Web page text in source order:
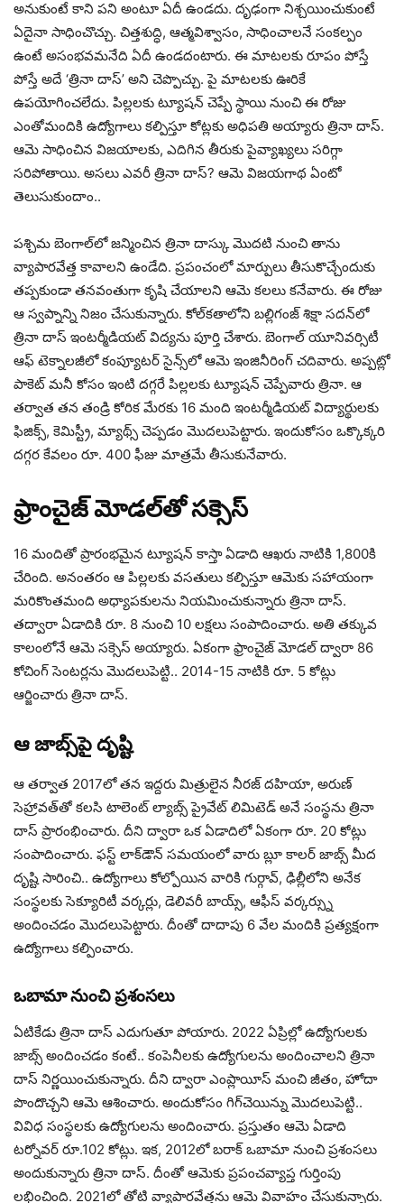
అనుకుంటే కాని పని అంటూ ఏదీ ఉండదు. దృఢంగా నిశ్చయించుకుంటే
ఏదైనా సాధించొచ్చు. చిత్తశుద్ధి, ఆత్మవిశ్వాసం, సాధించాలనే సంకల్పం
ఉంటే అసంభవమనేది ఏదీ ఉండదంటారు. ఈ మాటలకు రూపం పోస్తే
పోస్తే అదే ‘త్రినా దాస్’ అని చెప్పొచ్చు. పై మాటలకు ఊరికే
ఉపయోగించలేదు. పిల్లలకు ట్యూషన్ చెప్పే స్థాయి నుంచి ఈ రోజు
ఎంతోమందికి ఉద్యోగాలు కల్పిస్తూ కోట్లకు అధిపతి అయ్యారు త్రినా దాస్.
ఆమె సాధించిన విజయాలకు, ఎదిగిన తీరుకు పైవ్యాఖ్యలు సరిగ్గా
సరిపోతాయి. అసలు ఎవరీ త్రినా దాస్? ఆమె విజయగాథ ఏంటో
తెలుసుకుందాం..
పశ్చిమ బెంగాల్‌లో జన్మించిన త్రినా దాస్కు మొదటి నుంచి తాను
వ్యాపారవేత్త కావాలని ఉండేది. ప్రపంచంలో మార్పులు తీసుకొచ్చేందుకు
తప్పకుండా తనవంతుగా కృషి చేయాలని ఆమె కలలు కనేవారు. ఈ రోజు
ఆ స్వప్నాన్ని నిజం చేసుకున్నారు. కోల్‌కతాలోని బల్లిగంజ్ శిక్షా సదన్‌లో
త్రినా దాస్ ఇంటర్మీడియట్ విద్యను పూర్తి చేశారు. బెంగాల్ యూనివర్సిటీ
ఆఫ్ టెక్నాలజీలో కంప్యూటర్ సైన్స్‌లో ఆమె ఇంజినీరింగ్ చదివారు. అప్పట్లో
పాకెట్ మనీ కోసం ఇంటి దగ్గరే పిల్లలకు ట్యూషన్ చెప్పేవారు త్రినా. ఆ
తర్వాత తన తండ్రి కోరిక మేరకు 16 మంది ఇంటర్మీడియట్ విద్యార్థులకు
ఫిజిక్స్, కెమిస్ట్రీ, మ్యాథ్స్ చెప్పడం మొదలుపెట్టారు. ఇందుకోసం ఒక్కొక్కరి
దగ్గర కేవలం రూ. 400 ఫీజు మాత్రమే తీసుకునేవారు.
ఫ్రాంచైజ్ మోడల్‌తో సక్సెస్
16 మందితో ప్రారంభమైన ట్యూషన్ కాస్తా ఏడాది ఆఖరు నాటికి 1,800కి
చేరింది. అనంతరం ఆ పిల్లలకు వసతులు కల్పిస్తూ ఆమెకు సహాయంగా
మరికొంతమంది అధ్యాపకులను నియమించుకున్నారు త్రినా దాస్.
తద్వారా ఏడాదికి రూ. 8 నుంచి 10 లక్షలు సంపాదించారు. అతి తక్కువ
కాలంలోనే ఆమె సక్సెస్ అయ్యారు. ఏకంగా ఫ్రాంచైజ్ మోడల్ ద్వారా 86
కోచింగ్ సెంటర్లను మొదలుపెట్టి.. 2014-15 నాటికి రూ. 5 కోట్లు
ఆర్జించారు త్రినా దాస్.
ఆ జాబ్స్‌పై దృష్టి
ఆ తర్వాత 2017లో తన ఇద్దరు మిత్రులైన నీరజ్ దహియా, అరుణ్
సెహ్రావత్‌తో కలసి టాలెంట్ ల్యాబ్స్ ప్రైవేట్ లిమిటెడ్‌ అనే సంస్థను త్రినా
దాస్ ప్రారంభించారు. దీని ద్వారా ఒక ఏడాదిలో ఏకంగా రూ. 20 కోట్లు
సంపాదించారు. ఫస్ట్ లాక్‌డౌన్ సమయంలో వారు బ్లూ కాలర్ జాబ్స్ మీద
దృష్టి సారించి.. ఉద్యోగాలు కోల్పోయిన వారికి గుర్గావ్, ఢిల్లీలోని అనేక
సంస్థలకు సెక్యూరిటీ వర్కర్లు, డెలివరీ బాయ్స్, ఆఫీస్ వర్కర్స్ను
అందించడం మొదలుపెట్టారు. దీంతో దాదాపు 6 వేల మందికి ప్రత్యక్షంగా
ఉద్యోగాలు కల్పించారు.
ఒబామా నుంచి ప్రశంసలు
ఏటికేడు త్రినా దాస్ ఎదుగుతూ పోయారు. 2022 ఏప్రిల్లో ఉద్యోగులకు
జాబ్స్ అందించడం కంటే.. కంపెనీలకు ఉద్యోగులను అందించాలని త్రినా
దాస్ నిర్ణయించుకున్నారు. దీని ద్వారా ఎంప్లాయీస్ మంచి జీతం, హోదా
పొందొచ్చని ఆమె ఆశించారు. అందుకోసం గిగ్‌చెయిన్ను మొదలుపెట్టి..
వివిధ సంస్థలకు ఉద్యోగులను అందించారు. ప్రస్తుతం ఆమె ఏడాది
టర్నోవర్ రూ.102 కోట్లు. ఇక, 2012లో బరాక్ ఒబామా నుంచి ప్రశంసలు
అందుకున్నారు త్రినా దాస్. దీంతో ఆమెకు ప్రపంచవ్యాప్త గుర్తింపు
లభించింది. 2021లో తోటి వ్యాపారవేత్తను ఆమె వివాహం చేసుకున్నారు.